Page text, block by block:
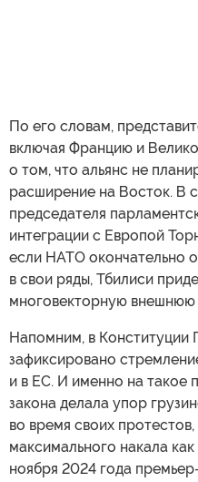
По его словам,
включая Францию и
о том, что альянс не
расширение на Восток. В
председателя
интеграции с Европой
если НАТО окончательно
в свои ряды, Тбилиси
многовекторную внешнюю
Напомним, в Конституции
зафиксировано
и в ЕС. И именно на такое
закона делала упор
во время своих
максимального накала
ноября 2024 года